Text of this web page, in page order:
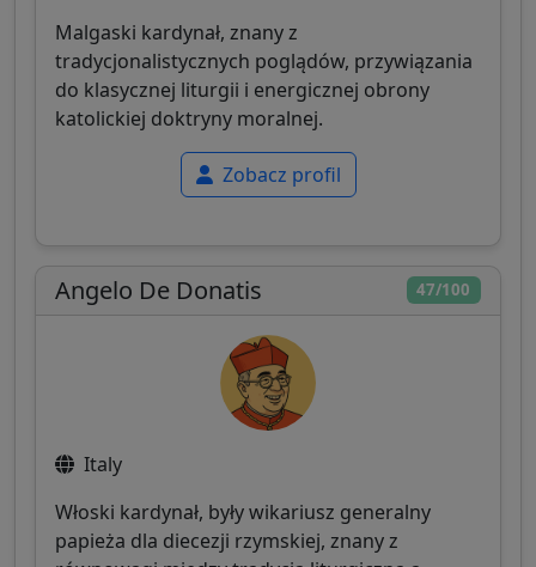
Malgaski kardynał, znany z
tradycjonalistycznych poglądów, przywiązania
do klasycznej liturgii i energicznej obrony
katolickiej doktryny moralnej.
Zobacz profil
47/100
Angelo De Donatis
Italy
Włoski kardynał, były wikariusz generalny
papieża dla diecezji rzymskiej, znany z